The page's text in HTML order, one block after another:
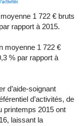
1 722 € bruts
rapport à 2015.
moyenne 1 722 €
% par rapport à
d’aide-soignant
d’activités, de
printemps 2015 ont
laissant la